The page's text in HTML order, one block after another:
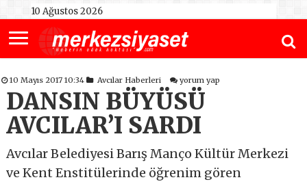
10 Ağustos 2026
10 Mayıs 2017 10:34 Avcılar Haberleri yorum yap
DANSIN BÜYÜSÜ
AVCILAR’I SARDI
Avcılar Belediyesi Barış Manço Kültür Merkezi
ve Kent Enstitülerinde öğrenim gören